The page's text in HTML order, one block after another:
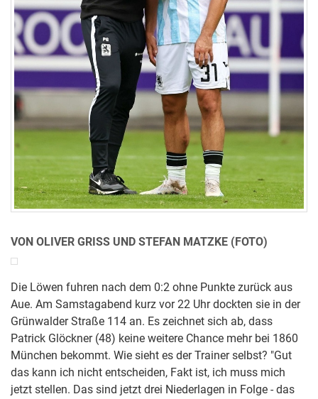
VON OLIVER GRISS UND STEFAN MATZKE (FOTO)
Die Löwen fuhren nach dem 0:2 ohne Punkte zurück aus
Aue. Am Samstagabend kurz vor 22 Uhr dockten sie in der
Grünwalder Straße 114 an. Es zeichnet sich ab, dass
Patrick Glöckner (48) keine weitere Chance mehr bei 1860
München bekommt. Wie sieht es der Trainer selbst? "Gut
das kann ich nicht entscheiden, Fakt ist, ich muss mich
jetzt stellen. Das sind jetzt drei Niederlagen in Folge - das